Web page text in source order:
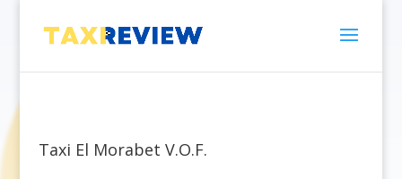
Taxi El Morabet V.O.F.